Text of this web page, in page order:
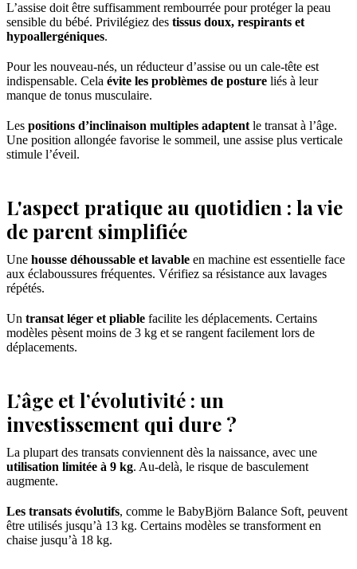
L’assise doit être suffisamment rembourrée pour protéger la peau
sensible du bébé. Privilégiez des tissus doux, respirants et
hypoallergéniques.
Pour les nouveau-nés, un réducteur d’assise ou un cale-tête est
indispensable. Cela évite les problèmes de posture liés à leur
manque de tonus musculaire.
Les positions d’inclinaison multiples adaptent le transat à l’âge.
Une position allongée favorise le sommeil, une assise plus verticale
stimule l’éveil.
L'aspect pratique au quotidien : la vie
de parent simplifiée
Une housse déhoussable et lavable en machine est essentielle face
aux éclaboussures fréquentes. Vérifiez sa résistance aux lavages
répétés.
Un transat léger et pliable facilite les déplacements. Certains
modèles pèsent moins de 3 kg et se rangent facilement lors de
déplacements.
L’âge et l’évolutivité : un
investissement qui dure ?
La plupart des transats conviennent dès la naissance, avec une
utilisation limitée à 9 kg. Au-delà, le risque de basculement
augmente.
Les transats évolutifs, comme le BabyBjörn Balance Soft, peuvent
être utilisés jusqu’à 13 kg. Certains modèles se transforment en
chaise jusqu’à 18 kg.